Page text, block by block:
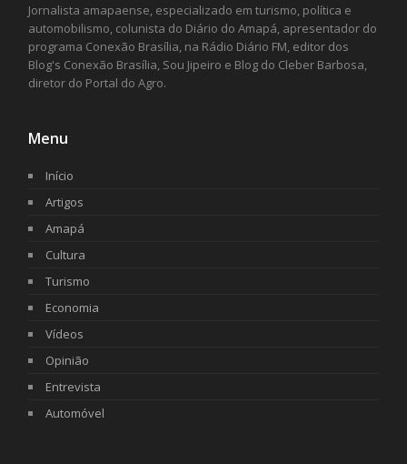
Jornalista amapaense, especializado em turismo, política e
automobilismo, colunista do Diário do Amapá, apresentador do
programa Conexão Brasília, na Rádio Diário FM, editor dos
Blog's Conexão Brasília, Sou Jipeiro e Blog do Cleber Barbosa,
diretor do Portal do Agro.
Menu
Início
Artigos
Amapá
Cultura
Turismo
Economia
Vídeos
Opinião
Entrevista
Automóvel